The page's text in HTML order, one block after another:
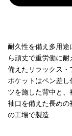
耐久性を備え多用
ら頑丈で重労働に
備えたリラックス・
ポケットはペン差
ツを施した背中と
袖口を備えた長め
の工場で製造